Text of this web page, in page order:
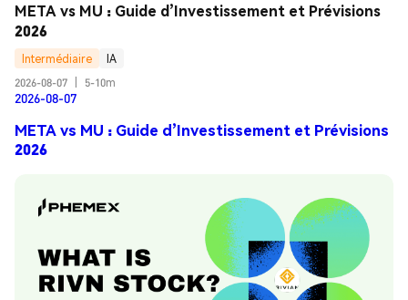
META vs MU : Guide d’Investissement et Prévisions
2026
Intermédiaire
IA
2026-08-07
5-10m
2026-08-07
META vs MU : Guide d’Investissement et Prévisions
2026